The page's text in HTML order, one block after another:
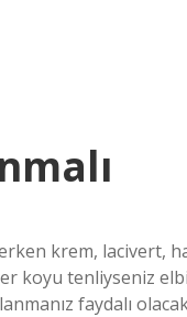
krem, lacivert,
koyu tenliyseniz
faydalı